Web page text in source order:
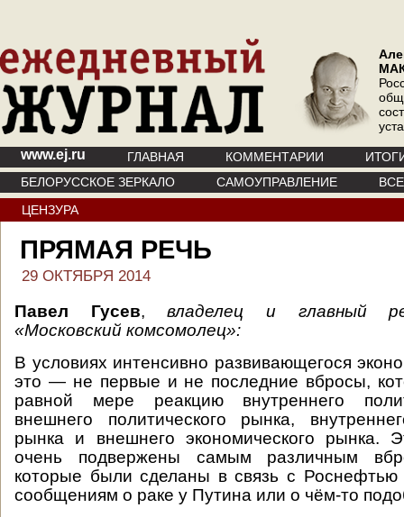
www.ej.ru ГЛАВНАЯ КОММЕНТАРИИ
БЕЛОРУССКОЕ ЗЕРКАЛО
САМОУПРАВЛЕНИЕ
ЦЕНЗУРА
ПРЯМАЯ РЕЧЬ
29 ОКТЯБРЯ 2014
Павел Гусев,владелец и главный
«Московский комсомолец»:
В условиях интенсивно развивающегося
это — не первые и не последние вбросы,
равной мере реакцию внутреннего
внешнего политического рынка,
рынка и внешнего экономического рынка.
очень подвержены самым различным
которые были сделаны в связь с Роснефтью
сообщениям о раке у Путина или о чём-то